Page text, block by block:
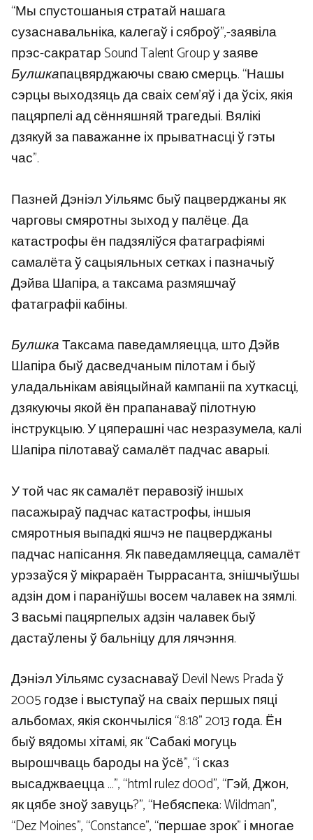
“Мы спустошаныя стратай нашага
сузаснавальніка, калегаў і сяброў”,-заявіла
прэс-сакратар Sound Talent Group у заяве
Булшкапацвярджаючы сваю смерць. “Нашы
сэрцы выходзяць да сваіх сем’яў і да ўсіх, якія
пацярпелі ад сённяшняй трагедыі. Вялікі
дзякуй за паважанне іх прыватнасці ў гэты
час”.
Пазней Дэніэл Уільямс быў пацверджаны як
чарговы смяротны зыход у палёце. Да
катастрофы ён падзяліўся фатаграфіямі
самалёта ў сацыяльных сетках і пазначыў
Дэйва Шапіра, а таксама размяшчаў
фатаграфіі кабіны.
БулшкаТаксама паведамляецца, што Дэйв
Шапіра быў дасведчаным пілотам і быў
уладальнікам авіяцыйнай кампаніі па хуткасці,
дзякуючы якой ён прапанаваў пілотную
інструкцыю. У цяперашні час незразумела, калі
Шапіра пілотаваў самалёт падчас аварыі.
У той час як самалёт перавозіў іншых
пасажыраў падчас катастрофы, іншыя
смяротныя выпадкі яшчэ не пацверджаны
падчас напісання. Як паведамляецца, самалёт
урэзаўся ў мікрараён Тыррасанта, знішчыўшы
адзін дом і параніўшы восем чалавек на зямлі.
З васьмі пацярпелых адзін чалавек быў
дастаўлены ў бальніцу для лячэння.
Дэніэл Уільямс сузаснаваў Devil News Prada ў
2005 годзе і выступаў на сваіх першых пяці
альбомах, якія скончыліся “8:18” 2013 года. Ён
быў вядомы хітамі, як “Сабакі могуць
вырошчваць бароды на ўсё”, “і сказ
высаджваецца …”, “html rulez d00d”, “Гэй, Джон,
як цябе зноў завуць?”, “Небяспека: Wildman”,
“Dez Moines”, “Constance”, “першае зрок” і многае